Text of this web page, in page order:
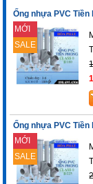
Ống nhựa PVC Tiền
MỚI
SALE
Ống nhựa PVC Tiền
MỚI
SALE